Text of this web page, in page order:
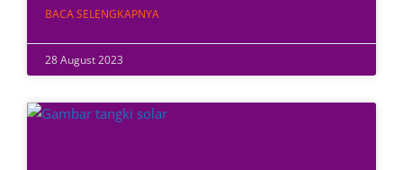
BACA SELENGKAPNYA
28 August 2023